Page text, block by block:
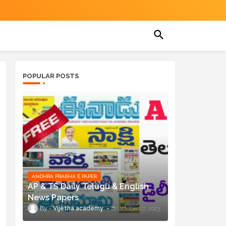
POPULAR POSTS
ANDHRA PRABHA E PAPER
AP & TS Daily Telugu & English
News Papers
Vijetha academy October 07, 2023